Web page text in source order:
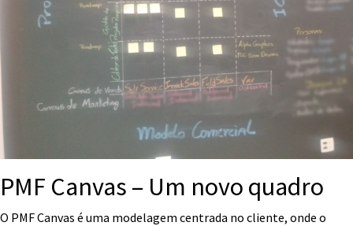
PMF Canvas – Um novo quadro
O PMF Canvas é uma modelagem centrada no cliente, onde o